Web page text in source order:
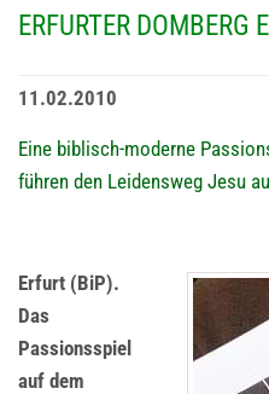
ERFURTER DOMBERG
11.02.2010
Eine biblisch-moderne
führen den Leidensweg Jesu
Erfurt (BiP).
Das
Passionsspiel
auf dem